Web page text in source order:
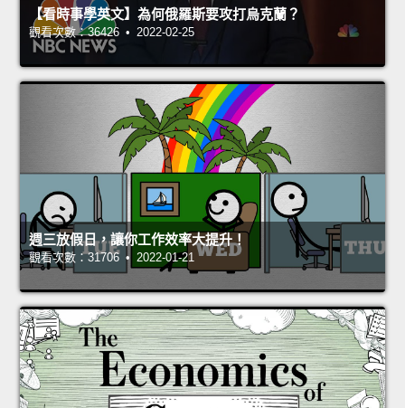
【看時事學英文】為何俄羅斯要攻打烏克蘭？
觀看次數：36426 • 2022-02-25
週三放假日，讓你工作效率大提升！
觀看次數：31706 • 2022-01-21